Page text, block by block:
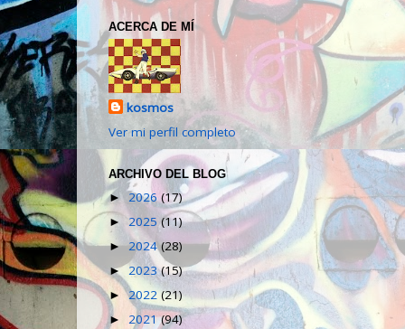
ACERCA DE MÍ
kosmos
Ver mi perfil completo
ARCHIVO DEL BLOG
► 2026(17)
► 2025(11)
► 2024(28)
► 2023(15)
►2022(21)
► 2021(94)